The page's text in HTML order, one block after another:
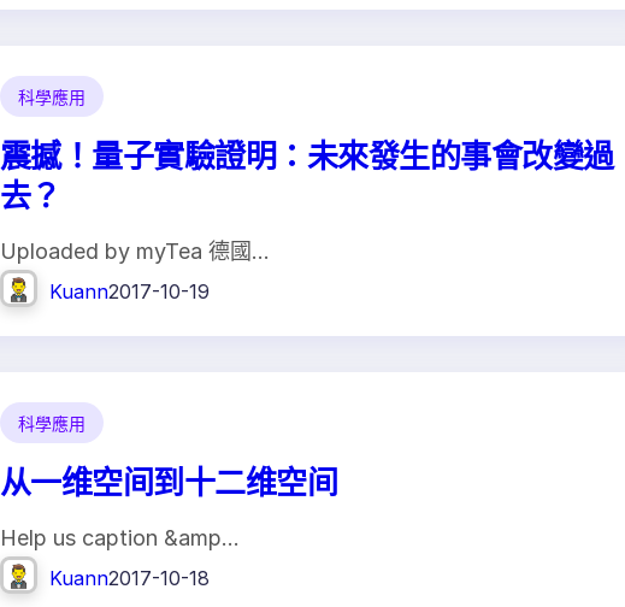
科學應用
震撼！量子實驗證明：未來發生的事會改變過
去？
Uploaded by myTea 德國…
Kuann2017-10-19
科學應用
从一维空间到十二维空间
Help us caption &amp…
Kuann2017-10-18